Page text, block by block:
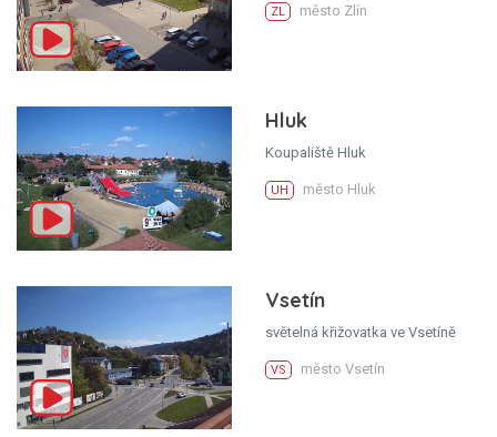
ZL město Zlín
Hluk
Koupaliště Hluk
UH město Hluk
Vsetín
světelná křižovatka ve Vsetíně
VS město Vsetín